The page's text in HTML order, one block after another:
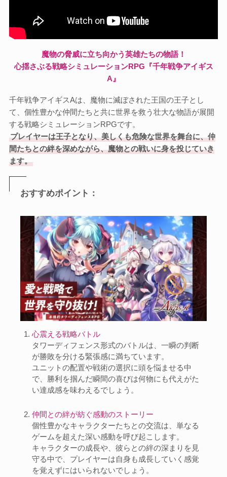
魔物の脅威に立ち向かう英雄たちの物語！
心揺さぶる戦略シミュレーションRPG『千年戦争アイギス
A』
千年戦争アイギスAは、魔物に滅ぼされた王国の王子とし
て、個性豊かな仲間たちと共に世界を救う壮大な物語が展開
する戦略シミュレーションRPGです。
プレイヤーは王子となり、美しくも危険な世界を舞台に、仲
間たちとの絆を深めながら、魔物との戦いに身を投じていき
ます。
おすすめポイント：
心震える戦略バトル
タワーディフェンス形式のバトルは、一瞬の判断
が勝敗を分ける緊張感に満ちています。
ユニットの配置や戦術の選択に頭を悩ませる中
で、勝利を掴んだ瞬間の喜びは何物にも代えがた
い達成感を味わえるでしょう。
仲間との絆が紡ぐ感動のストーリー
個性豊かなキャラクターたちとの交流は、単なる
ゲームを超えた深い感動を呼び起こします。
キャラクターの成長や、彼らとの絆の深まりを見
守る中で、プレイヤーは自身も成長していく感覚
を覚えずにはいられないでしょう。